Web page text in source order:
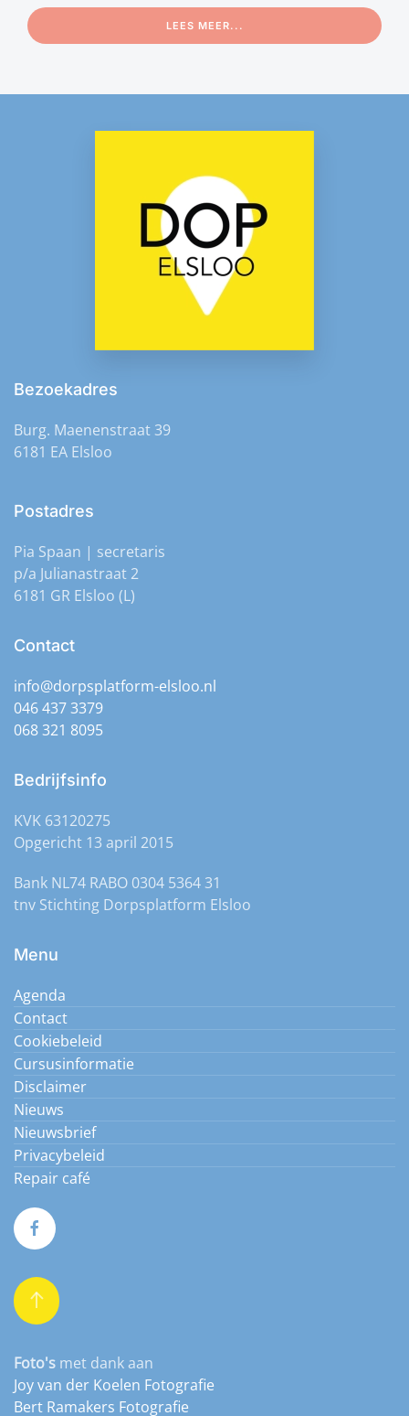
LEES MEER...
Bezoekadres
Burg. Maenenstraat 39
6181 EA Elsloo
Postadres
Pia Spaan | secretaris
p/a Julianastraat 2
6181 GR Elsloo (L)
Contact
info@dorpsplatform-elsloo.nl
046 437 3379
068 321 8095
Bedrijfsinfo
KVK 63120275
Opgericht 13 april 2015
Bank NL74 RABO 0304 5364 31
tnv Stichting Dorpsplatform Elsloo
Menu
Agenda
Contact
Cookiebeleid
Cursusinformatie
Disclaimer
Nieuws
Nieuwsbrief
Privacybeleid
Repair café
Foto's met dank aan
Joy van der Koelen Fotografie
Bert Ramakers Fotografie